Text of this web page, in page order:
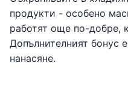
продукти - особено
работят още по-добре,
Допълнителният бонус
нанасяне.